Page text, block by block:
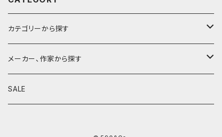
カテゴリーから探す
鉛筆
鉛筆補助軸
メーカー、作家から探す
590&Co.
SALE